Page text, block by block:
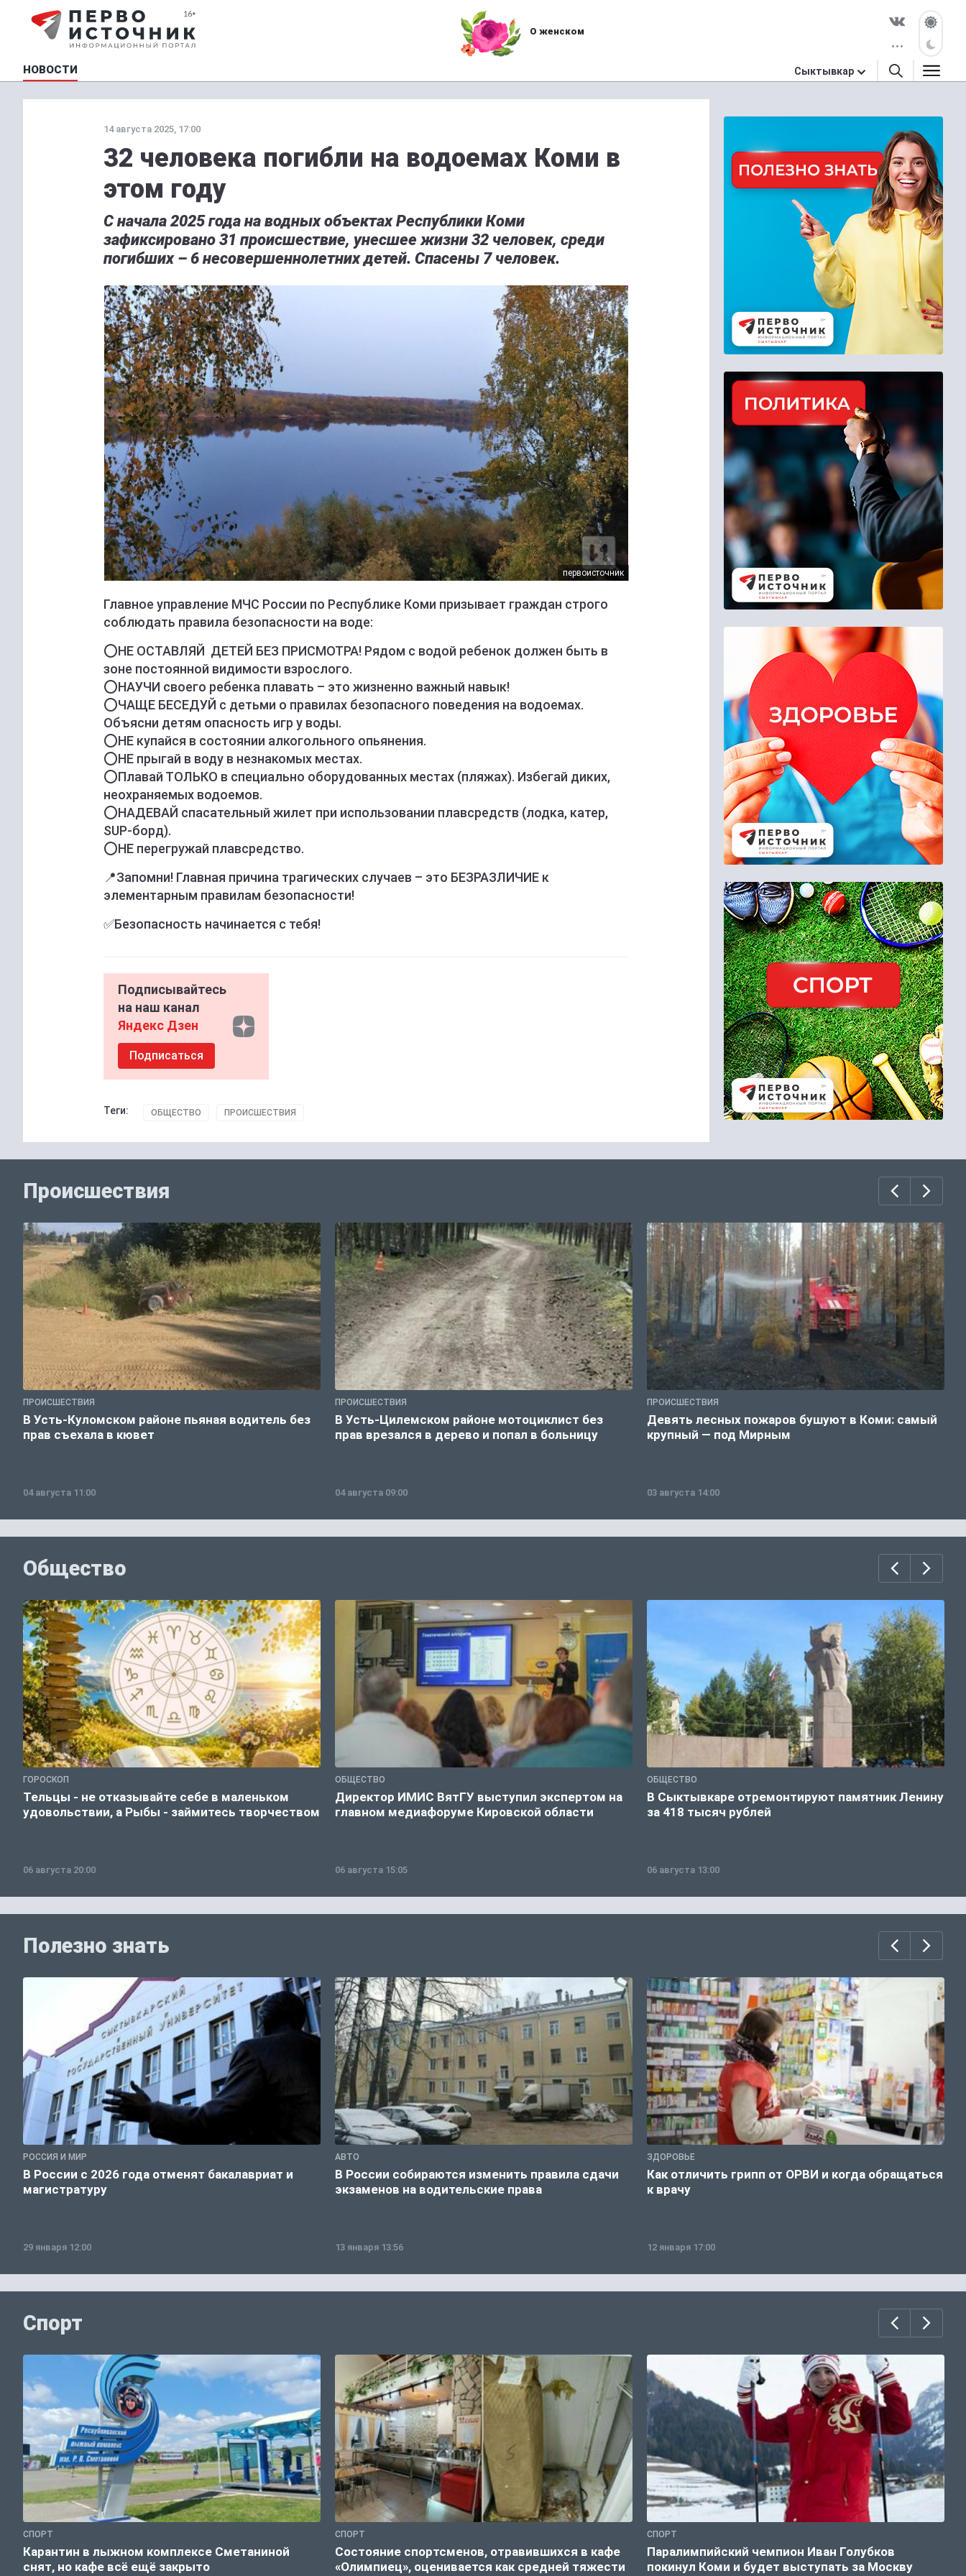
О женском
НОВОСТИ Сыктывкар
14 августа 2025, 17:00
32 человека погибли на водоемах Коми в
этом году
С начала 2025 года на водных объектах Республики Коми
зафиксировано 31 происшествие, унесшее жизни 32 человек, среди
погибших – 6 несовершеннолетних детей. Спасены 7 человек.
первоисточник
Главное управление МЧС России по Республике Коми призывает граждан строго
соблюдать правила безопасности на воде:
⭕НЕ ОСТАВЛЯЙ ДЕТЕЙ БЕЗ ПРИСМОТРА! Рядом с водой ребенок должен быть в
зоне постоянной видимости взрослого.
⭕НАУЧИ своего ребенка плавать – это жизненно важный навык!
⭕ЧАЩЕ БЕСЕДУЙ с детьми о правилах безопасного поведения на водоемах.
Объясни детям опасность игр у воды.
⭕НЕ купайся в состоянии алкогольного опьянения.
⭕НЕ прыгай в воду в незнакомых местах.
⭕Плавай ТОЛЬКО в специально оборудованных местах (пляжах). Избегай диких,
неохраняемых водоемов.
⭕НАДЕВАЙ спасательный жилет при использовании плавсредств (лодка, катер,
SUP-борд).
⭕НЕ перегружай плавсредство.
📍Запомни! Главная причина трагических случаев – это БЕЗРАЗЛИЧИЕ к
элементарным правилам безопасности!
✅Безопасность начинается с тебя!
Подписывайтесь
на наш канал
Яндекс Дзен
Подписаться
Теги: ОБЩЕСТВО ПРОИСШЕСТВИЯ
Происшествия
ПРОИСШЕСТВИЯ
В Усть-Куломском районе пьяная водитель без
прав съехала в кювет
04 августа 11:00
ПРОИСШЕСТВИЯ
В Усть-Цилемском районе мотоциклист без
прав врезался в дерево и попал в больницу
04 августа 09:00
ПРОИСШЕСТВИЯ
Девять лесных пожаров бушуют в Коми: самый
крупный — под Мирным
03 августа 14:00
Общество
ГОРОСКОП
Тельцы - не отказывайте себе в маленьком
удовольствии, а Рыбы - займитесь творчеством
06 августа 20:00
ОБЩЕСТВО
Директор ИМИС ВятГУ выступил экспертом на
главном медиафоруме Кировской области
06 августа 15:05
ОБЩЕСТВО
В Сыктывкаре отремонтируют памятник Ленину
за 418 тысяч рублей
06 августа 13:00
Полезно знать
РОССИЯ И МИР
В России с 2026 года отменят бакалавриат и
магистратуру
29 января 12:00
АВТО
В России собираются изменить правила сдачи
экзаменов на водительские права
13 января 13:56
ЗДОРОВЬЕ
Как отличить грипп от ОРВИ и когда обращаться
к врачу
12 января 17:00
Спорт
СПОРТ
Карантин в лыжном комплексе Сметаниной
снят, но кафе всё ещё закрыто
СПОРТ
Состояние спортсменов, отравившихся в кафе
«Олимпиец», оценивается как средней тяжести
СПОРТ
Паралимпийский чемпион Иван Голубков
покинул Коми и будет выступать за Москву